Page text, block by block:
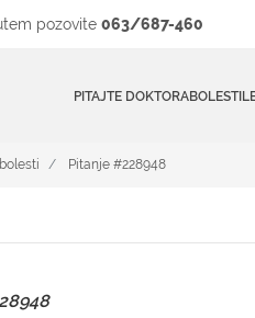
pozovite 063/687-460
PITAJTE DOKTORABOLESTI
Pitanje #228948